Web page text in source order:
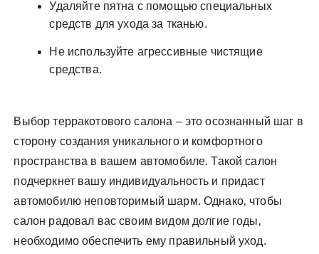
Удаляйте пятна с помощью специальных
средств для ухода за тканью.
Не используйте агрессивные чистящие
средства.
Выбор терракотового салона – это осознанный шаг в
сторону создания уникального и комфортного
пространства в вашем автомобиле. Такой салон
подчеркнет вашу индивидуальность и придаст
автомобилю неповторимый шарм. Однако‚ чтобы
салон радовал вас своим видом долгие годы‚
необходимо обеспечить ему правильный уход.